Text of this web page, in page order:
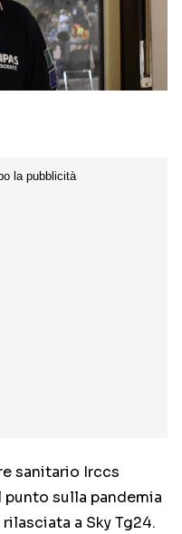
sanitario Irccs
sulla pandemia
a Sky Tg24.